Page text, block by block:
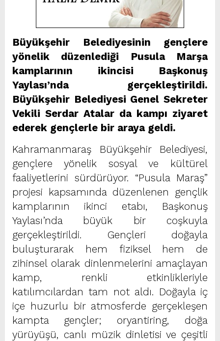
Büyükşehir Belediyesinin gençlere
yönelik düzenlediği Pusula Marşa
kamplarının ikincisi Başkonuş
Yaylası’nda gerçekleştirildi.
Büyükşehir Belediyesi Genel Sekreter
Vekili Serdar Atalar da kampı ziyaret
ederek gençlerle bir araya geldi.
Kahramanmaraş Büyükşehir Belediyesi,
gençlere yönelik sosyal ve kültürel
faaliyetlerini sürdürüyor. “Pusula Maraş”
projesi kapsamında düzenlenen gençlik
kamplarının ikinci etabı, Başkonuş
Yaylası’nda büyük bir coşkuyla
gerçekleştirildi. Gençleri doğayla
buluşturarak hem fiziksel hem de
zihinsel olarak dinlenmelerini amaçlayan
kamp, renkli etkinlikleriyle
katılımcılardan tam not aldı. Doğayla iç
içe huzurlu bir atmosferde gerçekleşen
kampta gençler; oryantiring, doğa
yürüyüşü, canlı müzik dinletisi ve çeşitli